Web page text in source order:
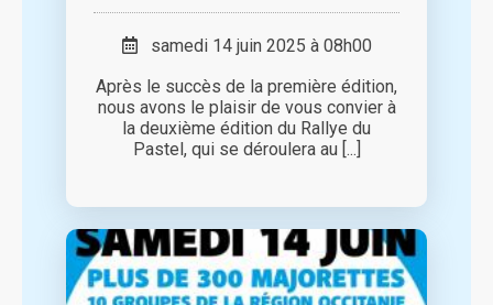
samedi 14 juin 2025 à 08h00
Après le succès de la première édition,
nous avons le plaisir de vous convier à
la deuxième édition du Rallye du
Pastel, qui se déroulera au [...]